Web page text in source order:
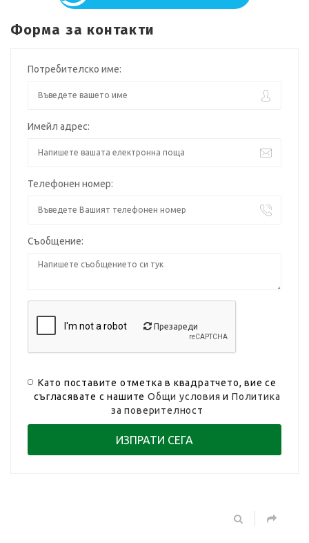
Форма за контакти
Потребителско име:
Имейл адрес:
Телефонен номер:
Съобщение:
Презареди
Като поставите отметка в квадратчето, вие се
съгласявате с нашитеОбщи условия иПолитика
за поверителност